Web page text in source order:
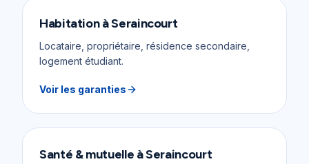
HabitationàSeraincourt
Locataire, propriétaire, résidence secondaire,
logement étudiant.
Voir les garanties
Santé & mutuelle àSeraincourt